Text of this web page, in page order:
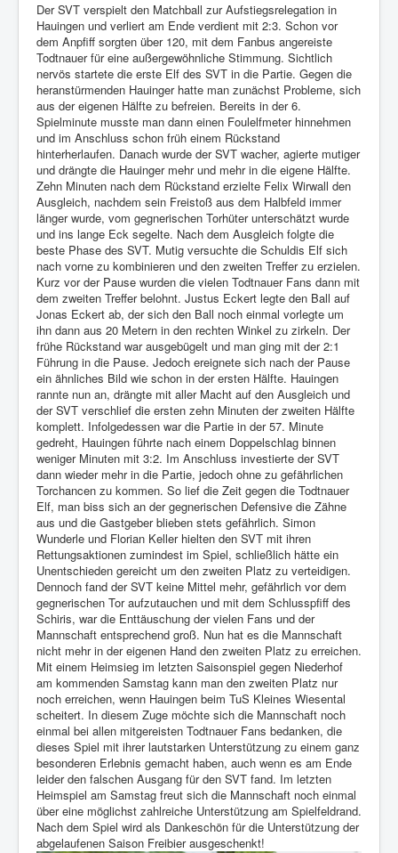
Der SVT verspielt den Matchball zur Aufstiegsrelegation in
Hauingen und verliert am Ende verdient mit 2:3. Schon vor
dem Anpfiff sorgten über 120, mit dem Fanbus angereiste
Todtnauer für eine außergewöhnliche Stimmung. Sichtlich
nervös startete die erste Elf des SVT in die Partie. Gegen die
heranstürmenden Hauinger hatte man zunächst Probleme, sich
aus der eigenen Hälfte zu befreien. Bereits in der 6.
Spielminute musste man dann einen Foulelfmeter hinnehmen
und im Anschluss schon früh einem Rückstand
hinterherlaufen. Danach wurde der SVT wacher, agierte mutiger
und drängte die Hauinger mehr und mehr in die eigene Hälfte.
Zehn Minuten nach dem Rückstand erzielte Felix Wirwall den
Ausgleich, nachdem sein Freistoß aus dem Halbfeld immer
länger wurde, vom gegnerischen Torhüter unterschätzt wurde
und ins lange Eck segelte. Nach dem Ausgleich folgte die
beste Phase des SVT. Mutig versuchte die Schuldis Elf sich
nach vorne zu kombinieren und den zweiten Treffer zu erzielen.
Kurz vor der Pause wurden die vielen Todtnauer Fans dann mit
dem zweiten Treffer belohnt. Justus Eckert legte den Ball auf
Jonas Eckert ab, der sich den Ball noch einmal vorlegte um
ihn dann aus 20 Metern in den rechten Winkel zu zirkeln. Der
frühe Rückstand war ausgebügelt und man ging mit der 2:1
Führung in die Pause. Jedoch ereignete sich nach der Pause
ein ähnliches Bild wie schon in der ersten Hälfte. Hauingen
rannte nun an, drängte mit aller Macht auf den Ausgleich und
der SVT verschlief die ersten zehn Minuten der zweiten Hälfte
komplett. Infolgedessen war die Partie in der 57. Minute
gedreht, Hauingen führte nach einem Doppelschlag binnen
weniger Minuten mit 3:2. Im Anschluss investierte der SVT
dann wieder mehr in die Partie, jedoch ohne zu gefährlichen
Torchancen zu kommen. So lief die Zeit gegen die Todtnauer
Elf, man biss sich an der gegnerischen Defensive die Zähne
aus und die Gastgeber blieben stets gefährlich. Simon
Wunderle und Florian Keller hielten den SVT mit ihren
Rettungsaktionen zumindest im Spiel, schließlich hätte ein
Unentschieden gereicht um den zweiten Platz zu verteidigen.
Dennoch fand der SVT keine Mittel mehr, gefährlich vor dem
gegnerischen Tor aufzutauchen und mit dem Schlusspfiff des
Schiris, war die Enttäuschung der vielen Fans und der
Mannschaft entsprechend groß. Nun hat es die Mannschaft
nicht mehr in der eigenen Hand den zweiten Platz zu erreichen.
Mit einem Heimsieg im letzten Saisonspiel gegen Niederhof
am kommenden Samstag kann man den zweiten Platz nur
noch erreichen, wenn Hauingen beim TuS Kleines Wiesental
scheitert. In diesem Zuge möchte sich die Mannschaft noch
einmal bei allen mitgereisten Todtnauer Fans bedanken, die
dieses Spiel mit ihrer lautstarken Unterstützung zu einem ganz
besonderen Erlebnis gemacht haben, auch wenn es am Ende
leider den falschen Ausgang für den SVT fand. Im letzten
Heimspiel am Samstag freut sich die Mannschaft noch einmal
über eine möglichst zahlreiche Unterstützung am Spielfeldrand.
Nach dem Spiel wird als Dankeschön für die Unterstützung der
abgelaufenen Saison Freibier ausgeschenkt!